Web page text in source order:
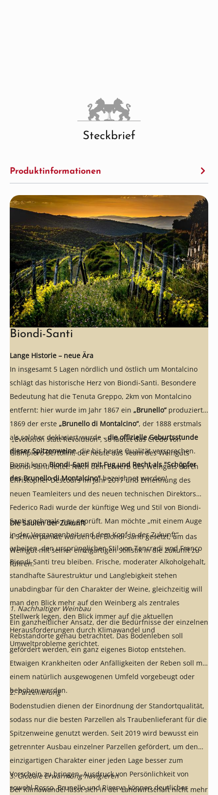
Steckbrief
Produktinformationen
Biondi-Santi
Lange Historie – neue Ära
In insgesamt 5 Lagen nördlich und östlich um Montalcino
schlägt das historische Herz von Biondi-Santi. Besondere
Bedeutung hat die Tenuta Greppo, 2km von Montalcino
entfernt: hier wurde im Jahr 1867 ein „Brunello“produziert,
1869 der erste „Brunello di Montalcino“, der 1888 erstmals
als solcher deklariert wurde -die offizielle Geburtsstunde
dieser Spitzenweine, die bis heute Qualität versprechen.
Damit kannBiondi-Santi mit Fug und Recht als "Schöpfer
des Brunello di Montalcino"bezeichnet werden!
„Evolution statt Revolution“, so lautet das Credo von
Giampiero Bertolini, der heute das Team des Weinguts
Biondi-Santi leitet. Nach dem Erwerb des Weinguts durch
Christopher Descours im Jahr 2017 und Ernennung des
neuen Teamleiters und des neuen technischen Direktors
Federico Radi wurde der künftige Weg und Stil von Biondi-
Santi nochmals neu geprüft. Man möchte „mit einem Auge
in der Vergangenheit und dem Kopf in der Zukunft“
arbeiten, den ursprünglichen Stil von Tancredi und Franco
Biondi-Santi treu bleiben. Frische, moderater Alkoholgehalt,
standhafte Säurestruktur und Langlebigkeit stehen
unabdingbar für den Charakter der Weine, gleichzeitig will
man den Blick mehr auf den Weinberg als zentrales
Stellwerk legen, den Blick immer auf die aktuellen
Herausforderungen durch Klimawandel und
Umweltprobleme gerichtet.
Die Säulen der Zukunft
4 Schwerpunkte wurden bei Biondi-Santi gesetzt, um das
Weingut mit seiner einzigartigen Stilistik in die Zukunft zu
führen.
1. Nachhaltiger Weinbau
Ein ganzheitlicher Ansatz, der die Bedürfnisse der einzelnen
Rebstandorte genau betrachtet. Das Bodenleben soll
gefördert werden, ein ganz eigenes Biotop entstehen.
Etwaigen Krankheiten oder Anfälligkeiten der Reben soll mit
einem natürlich ausgewogenen Umfeld vorgebeugt oder
behoben werden.
2.Parzellierung
Bodenstudien dienen der Einordnung der Standortqualität,
sodass nur die besten Parzellen als Traubenlieferant für die
Spitzenweine genutzt werden. Seit 2019 wird bewusst ein
getrennter Ausbau einzelner Parzellen gefördert, um den
einzigartigen Charakter einer jeden Lage besser zum
Vorschein zu bringen. Ausdruck von Persönlichkeit von
sowohl Rosso, Brunello und Riserva können deutlicher
3.Globale Erwärmung navigieren
Der Klimawandel lässt sich in der Landwirtschaft nicht mehr